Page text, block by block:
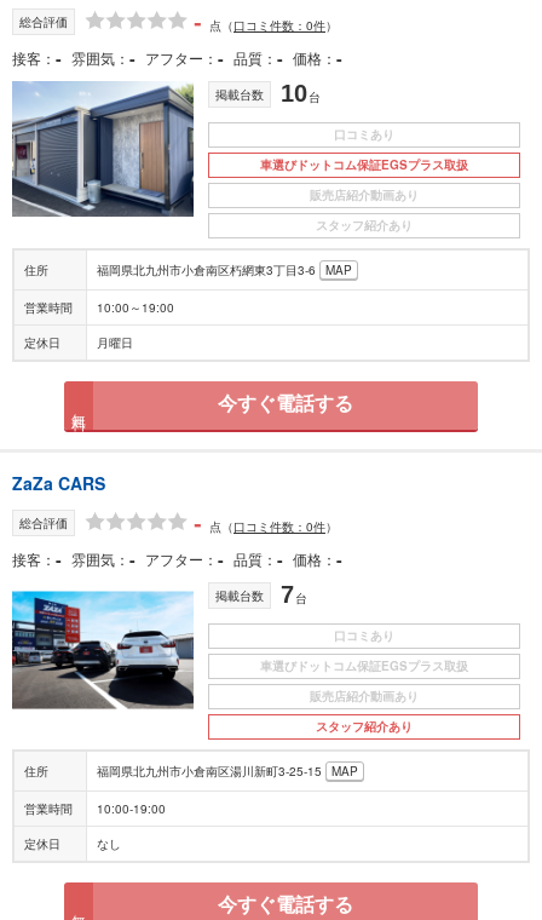
総合評価 - 点 （口コミ件数：0件）
接客 - 雰囲気 - アフター - 品質 - 価格 -
掲載台数 10台
口コミあり
車選びドットコム保証EGSプラス取扱
販売店紹介動画あり
スタッフ紹介あり
住所 福岡県北九州市小倉南区朽網東3丁目3-6 MAP
営業時間 10:00～19:00
定休日 月曜日
今すぐ電話する
ZaZa CARS
総合評価 - 点 （口コミ件数：0件）
接客 - 雰囲気 - アフター - 品質 - 価格 -
掲載台数 7台
口コミあり
車選びドットコム保証EGSプラス取扱
販売店紹介動画あり
スタッフ紹介あり
住所 福岡県北九州市小倉南区湯川新町3-25-15 MAP
営業時間 10:00-19:00
定休日 なし
今すぐ電話する